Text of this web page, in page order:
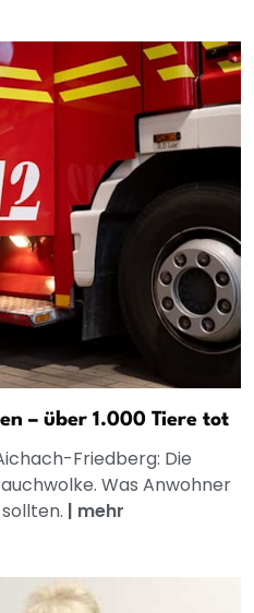
– über 1.000 Tiere tot
Friedberg: Die
Was Anwohner
| mehr